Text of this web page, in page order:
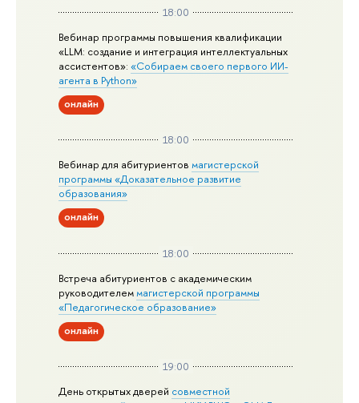
18:00
Вебинар программы повышения квалификации
«LLM: создание и интеграция интеллектуальных
ассистентов»:«Собираем своего первого ИИ-
агента в Python»
онлайн
18:00
Вебинар для абитуриентовмагистерской
программы «Доказательное развитие
образования»
онлайн
18:00
Встреча абитуриентов с академическим
руководителеммагистерской программы
«Педагогическое образование»
онлайн
19:00
День открытых дверей совместной